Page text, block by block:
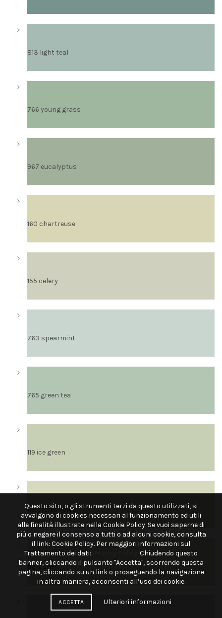
813 light teal
766 young grass
967 eucalyptus
160 chartreuse
155 celery
763 spearmint
765 green tea
119 ice green
118 creme verde
112 jasmin
Questo sito, o gli strumenti terzi da questo utilizzati, si
avvalgono di cookies necessari al funzionamento ed utili
alle finalità illustrate nella Cookie Policy. Se vuoi saperne di
più o negare il consenso a tutti o ad alcuni cookie, consulta
il link: Cookie Policy. Per maggiori informazioni sul
Trattamento dei dati:
. Chiudendo questo
banner, cliccando il pulsante "Accetta", scorrendo questa
pagina, cliccando su un link o proseguendo la navigazione
in altra maniera, acconsenti all’uso dei cookie.
ACCETTA Ulteriori informazioni